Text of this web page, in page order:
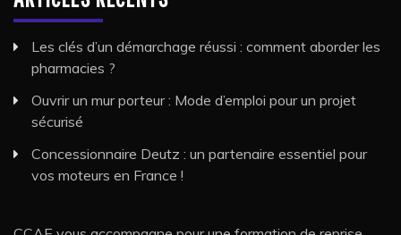
Les clés d’un démarchage réussi : comment aborder les
pharmacies ?
Ouvrir un mur porteur : Mode d’emploi pour un projet
sécurisé
Concessionnaire Deutz : un partenaire essentiel pour
vos moteurs en France !